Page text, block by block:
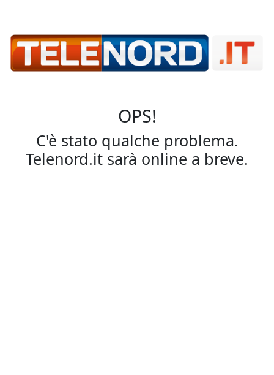
OPS!
C'è stato qualche problema.
Telenord.it sarà online a breve.